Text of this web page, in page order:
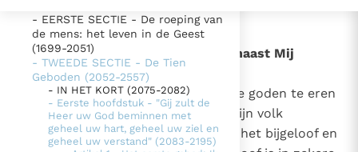
Documenten
Bijbel
Thema’s
Berichten
Denzinger
Over ons
Over RK Documenten
Meedoen
Nieuwsbrief
Gebruiksvoorwaarden
- EERSTE SECTIE - De roeping van
de mens: het leven in de Geest
(1699-2051)
- TWEEDE SECTIE - De Tien
Geboden (2052-2557)
- IN HET KORT (2075-2082)
- Eerste hoofdstuk - "Gij zult de
Heer uw God beminnen met
geheel uw hart, geheel uw ziel en
geheel uw verstand" (2083-2195)
- III. - "Gij zult geen andere goden naast Mij
hebben" (2110-2128)
Het eerste gebod verbiedt andere goden te eren
dan de enige Heer, die zich aan zijn volk
geopenbaard heeft. Het verbiedt het bijgeloof en